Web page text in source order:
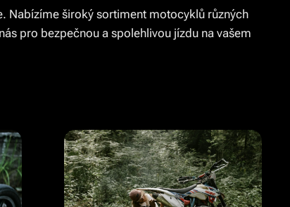
Nabízíme široký sortiment motocyklů různých
pro bezpečnou a spolehlivou jízdu na vašem